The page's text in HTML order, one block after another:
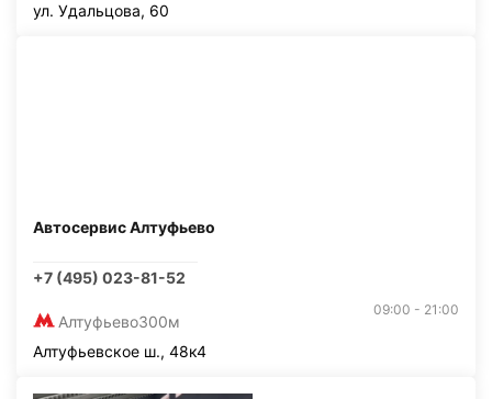
ул. Удальцова, 60
Автосервис Алтуфьево
+7 (495) 023-81-52
Алтуфьево300м
09:00 - 21:00
Алтуфьевское ш., 48к4